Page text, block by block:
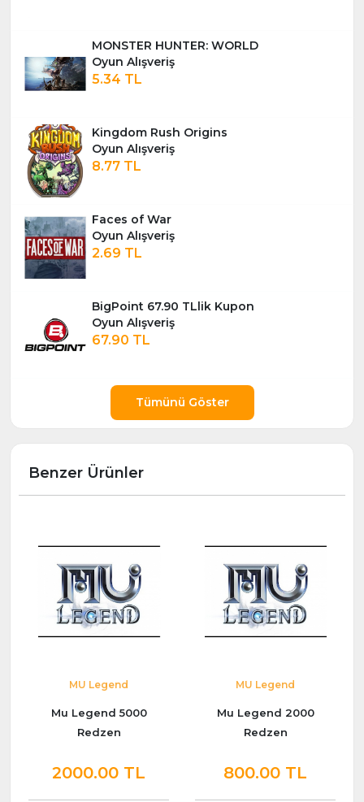
MONSTER HUNTER: WORLD
Oyun Alışveriş
5.34 TL
Kingdom Rush Origins
Oyun Alışveriş
8.77 TL
Faces of War
Oyun Alışveriş
2.69 TL
BigPoint 67.90 TLlik Kupon
Oyun Alışveriş
67.90 TL
Tümünü Göster
Benzer Ürünler
MU Legend
Mu Legend 5000
Redzen
2000.00 TL
MU Legend
Mu Legend 2000
Redzen
800.00 TL